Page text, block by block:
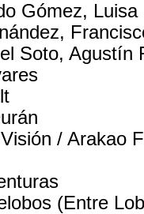
Gómez,
Soto, Agustín
/ Arakao
(Entre